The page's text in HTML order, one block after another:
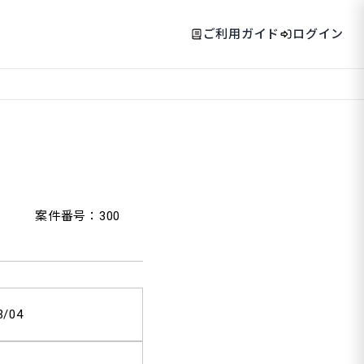
ご利用ガイド ログイン
案件番号：300
04